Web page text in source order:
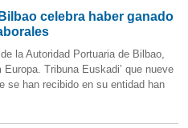
celebra haber ganado
la Autoridad Portuaria de Bilbao,
Tribuna Euskadi’ que nueve
se han recibido en su entidad han